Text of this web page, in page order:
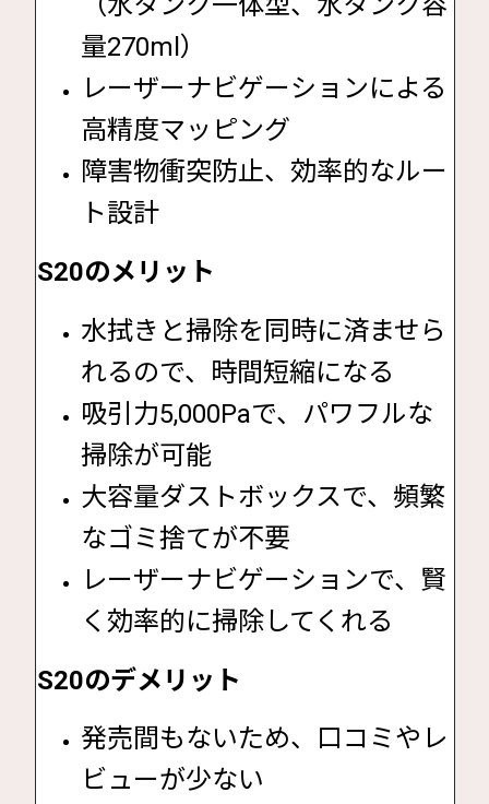
量270ml）
レーザーナビゲーションによる
高精度マッピング
障害物衝突防止、効率的なルー
ト設計
S20のメリット
水拭きと掃除を同時に済ませら
れるので、時間短縮になる
吸引力5,000Paで、パワフルな
掃除が可能
大容量ダストボックスで、頻繁
なゴミ捨てが不要
レーザーナビゲーションで、賢
く効率的に掃除してくれる
S20のデメリット
発売間もないため、口コミやレ
ビューが少ない